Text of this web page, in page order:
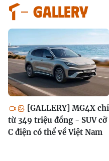
GALLERY
[GALLERY] MG4X chỉ
từ 349 triệu đồng - SUV cỡ
C điện có thể về Việt Nam